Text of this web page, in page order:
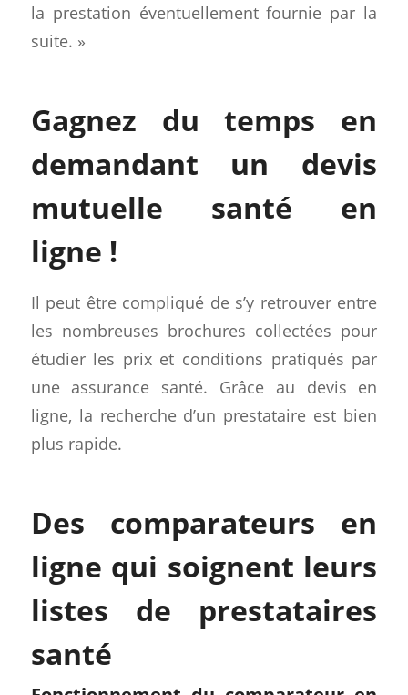
la prestation éventuellement fournie par la
suite. »
Gagnez du temps en
demandant un devis
mutuelle santé en
ligne !
Il peut être compliqué de s’y retrouver entre
les nombreuses brochures collectées pour
étudier les prix et conditions pratiqués par
une assurance santé. Grâce au devis en
ligne, la recherche d’un prestataire est bien
plus rapide.
Des comparateurs en
ligne qui soignent leurs
listes de prestataires
santé